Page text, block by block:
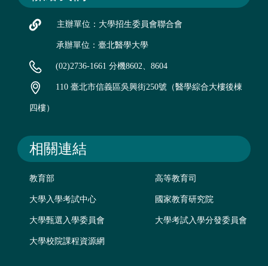
主辦單位：大學招生委員會聯合會
承辦單位：臺北醫學大學
(02)2736-1661 分機8602、8604
110 臺北市信義區吳興街250號（醫學綜合大樓後棟
四樓）
相關連結
教育部 高等教育司
大學入學考試中心 國家教育研究院
大學甄選入學委員會 大學考試入學分發委員會
大學校院課程資源網